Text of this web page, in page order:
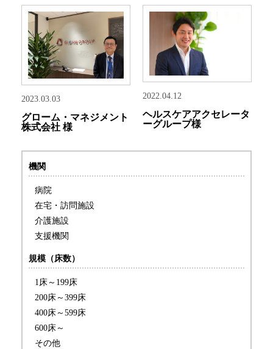
2023.03.03
グローム・マネジメント
株式会社 様
2022.04.12
ヘルスケアアクセレータ
ーグループ様
機関
病院
在宅・訪問施設
介護施設
支援機関
規模（床数）
1床～199床
200床～399床
400床～599床
600床～
その他